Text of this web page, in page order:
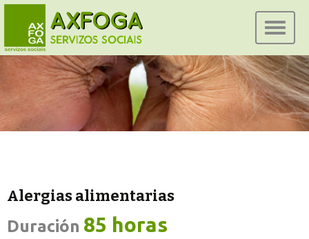
Ir
al
Alergias alimentarias
Duración 85 horas